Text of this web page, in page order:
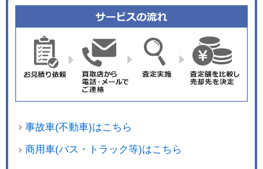
事故車(不動車)はこちら
商用車(バス・トラック等)はこちら